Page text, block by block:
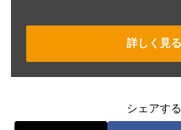
詳しく見る
シェアする